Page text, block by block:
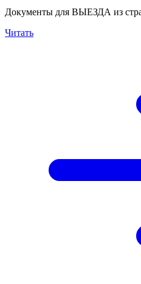
Документы для ВЫЕЗДА из
Читать